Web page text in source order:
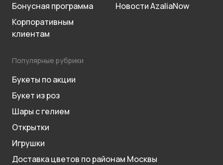
Бонусная программа
Корпоративным
клиентам
Новости AzaliaNow
Популярные рубрики
Букеты по акции
Букет из роз
Шары с гелием
Открытки
Игрушки
Доставка цветов по районам Москвы